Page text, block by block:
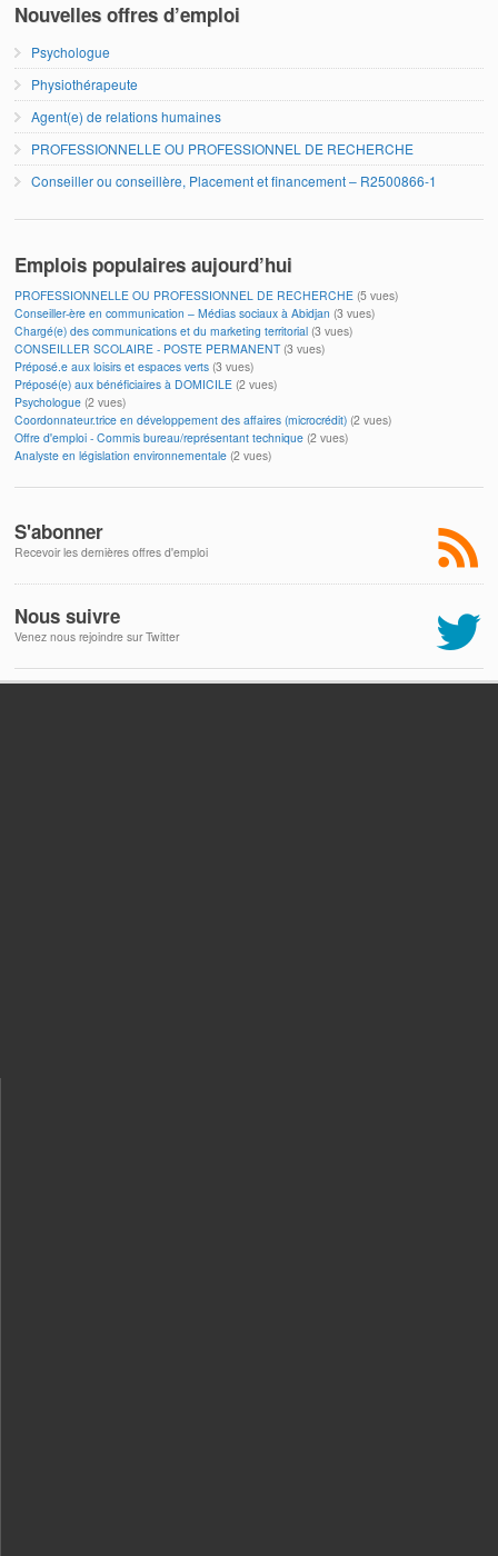
Nouvelles offres d’emploi
Psychologue
Physiothérapeute
Agent(e) de relations humaines
PROFESSIONNELLE OU PROFESSIONNEL DE RECHERCHE
Conseiller ou conseillère, Placement et financement – R2500866-1
Emplois populaires aujourd’hui
PROFESSIONNELLE OU PROFESSIONNEL DE RECHERCHE (5 vues)
Conseiller-ère en communication – Médias sociaux à Abidjan (3 vues)
Chargé(e) des communications et du marketing territorial (3 vues)
CONSEILLER SCOLAIRE - POSTE PERMANENT(3 vues)
Préposé.e aux loisirs et espaces verts (3 vues)
Préposé(e) aux bénéficiaires à DOMICILE (2 vues)
Psychologue (2 vues)
Coordonnateur.trice en développement des affaires (microcrédit) (2 vues)
Offre d'emploi - Commis bureau/représentant technique (2 vues)
Analyste en législation environnementale (2 vues)
S'abonner
Recevoir les dernières offres d'emploi
Nous suivre
Venez nous rejoindre sur Twitter